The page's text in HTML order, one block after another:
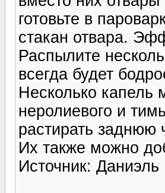
готовь­те в
стакан отвара.
Распылите
всегда будет
Несколько капель
неролиевого и
растирать заднюю
Их также мож­но
Источник: